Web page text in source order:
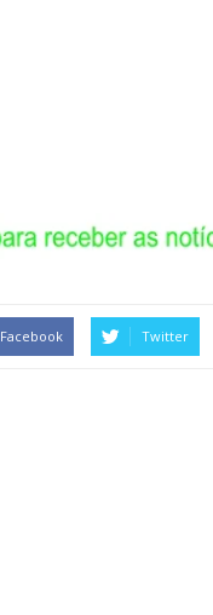
Facebook Twitter